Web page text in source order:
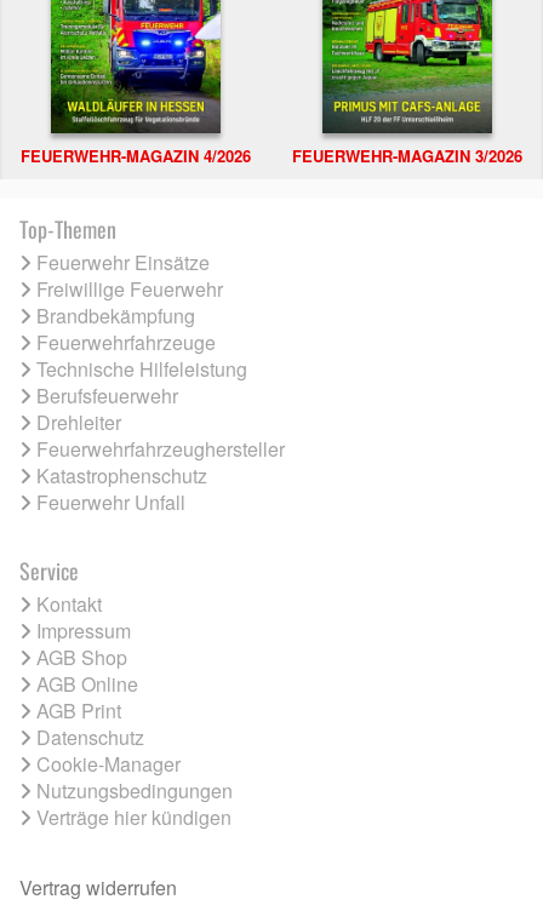
FEUERWEHR-MAGAZIN 4/2026 FEUERWEHR-MAGAZIN 3/2026
Top-Themen
Feuerwehr Einsätze
Freiwillige Feuerwehr
Brandbekämpfung
Feuerwehrfahrzeuge
Technische Hilfeleistung
Berufsfeuerwehr
Drehleiter
Feuerwehrfahrzeughersteller
Katastrophenschutz
Feuerwehr Unfall
Service
Kontakt
Impressum
AGB Shop
AGB Online
AGB Print
Datenschutz
Cookie-Manager
Nutzungsbedingungen
Verträge hier kündigen
Vertrag widerrufen